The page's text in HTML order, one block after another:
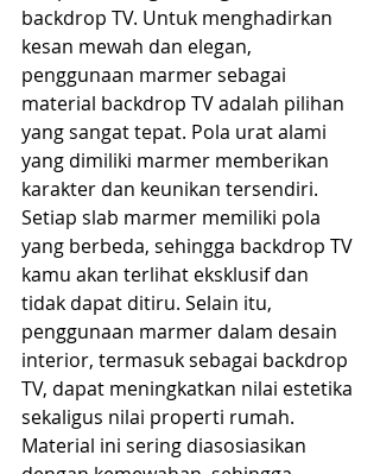
backdrop TV. Untuk menghadirkan
kesan mewah dan elegan,
penggunaan marmer sebagai
material backdrop TV adalah pilihan
yang sangat tepat. Pola urat alami
yang dimiliki marmer memberikan
karakter dan keunikan tersendiri.
Setiap slab marmer memiliki pola
yang berbeda, sehingga backdrop TV
kamu akan terlihat eksklusif dan
tidak dapat ditiru. Selain itu,
penggunaan marmer dalam desain
interior, termasuk sebagai backdrop
TV, dapat meningkatkan nilai estetika
sekaligus nilai properti rumah.
Material ini sering diasosiasikan